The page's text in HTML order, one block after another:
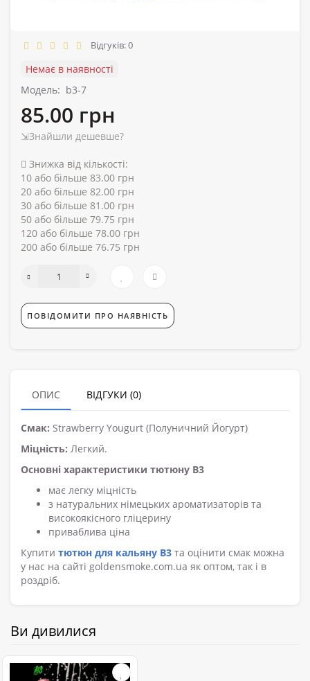
Відгуків: 0
Немає в наявності
Модель: b3-7
85.00 грн
⇲Знайшли дешевше?
Знижка від кількості:
10 або більше 83.00 грн
20 або більше 82.00 грн
30 або більше 81.00 грн
50 або більше 79.75 грн
120 або більше 78.00 грн
200 або більше 76.75 грн
ПОВІДОМИТИ ПРО НАЯВНІСТЬ
ОПИС ВІДГУКИ (0)
Смак: Strawberry Yougurt (Полуничний Йогурт)
Міцність: Легкий.
Основні характеристики тютюну B3
має легку міцність
з натуральних німецьких ароматизаторів та
високоякісного гліцерину
приваблива ціна
Купити тютюн для кальяну B3 та оцінити смак можна
у нас на сайті goldensmoke.com.ua як оптом, так і в
роздріб.
Ви дивилися